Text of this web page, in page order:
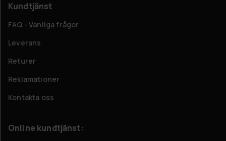
Kundtjänst
FAQ - Vanliga frågor
Leverans
Returer
Reklamationer
Kontakta oss
Online kundtjänst: